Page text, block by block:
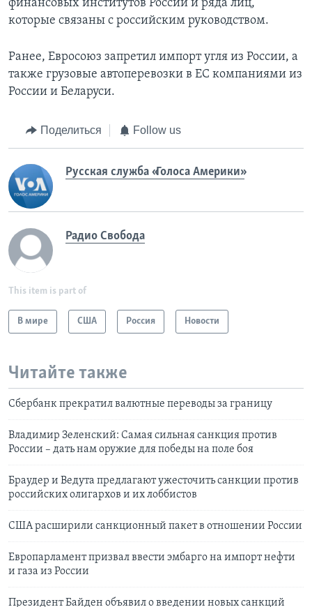
финансовых институтов России и ряда лиц,
которые связаны с российским руководством.
Ранее, Евросоюз запретил импорт угля из России, а
также грузовые автоперевозки в ЕС компаниями из
России и Беларуси.
Поделиться Follow us
Русская служба «Голоса Америки»
Радио Свобода
This item is part of
В мире США Россия Новости
Читайте также
Сбербанк прекратил валютные переводы за границу
Владимир Зеленский: Самая сильная санкция против
России – дать нам оружие для победы на поле боя
Браудер и Ведута предлагают ужесточить санкции против
российских олигархов и их лоббистов
США расширили санкционный пакет в отношении России
Европарламент призвал ввести эмбарго на импорт нефти
и газа из России
Президент Байден объявил о введении новых санкций